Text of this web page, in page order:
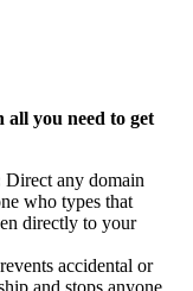
all you need to get
Direct any domain
who types that
directly to your
accidental or
and stops anyone